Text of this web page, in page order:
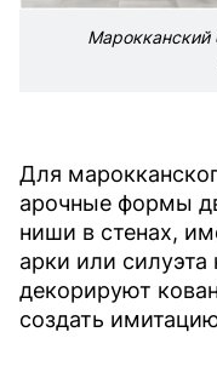
Марокканский
Для
арочные формы
ниши в стенах,
арки или
декорируют
создать